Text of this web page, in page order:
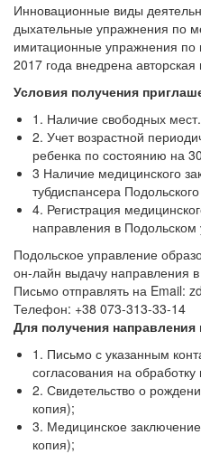
Инновационные виды
дыхательные упражнения по
имитационные упражнения
2017 года внедрена
Условия получения
1. Наличие свободных мест.
2. Учет возрастной
ребенка по состоянию на
3 Наличие медицинского
тубдиспансера
4. Регистрация
направления в
Подольское управление
он-лайн выдачу направления
Письмо отправлять на Email:
Телефон: +38 073-313-33-14
Для получения
1. Письмо с указанным
согласования на
2. Свидетельство о
копия);
3. Медицинское
копия);